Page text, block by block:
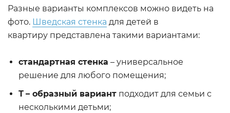
Разные варианты комплексов можно видеть на
фото. Шведская стенка для детей в
квартиру представлена такими вариантами:
стандартная стенка – универсальное
решение для любого помещения;
Т – образный вариант подходит для семьи с
несколькими детьми;